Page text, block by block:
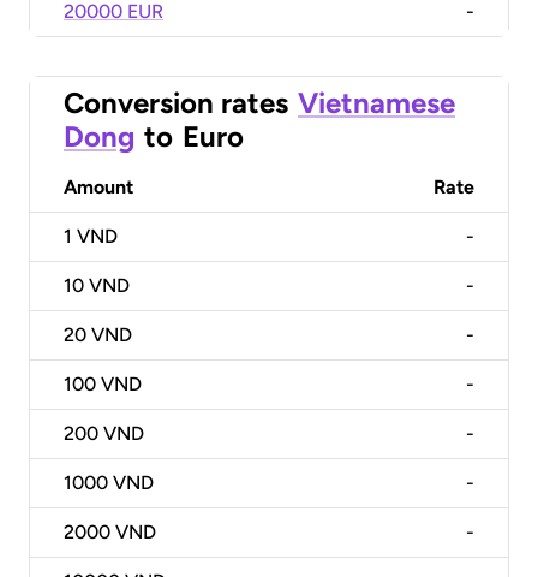
20000 EUR -
Conversion rates Vietnamese
Dong to Euro
Amount Rate
1 VND -
10 VND -
20 VND -
100 VND -
200 VND -
1000 VND -
2000 VND -